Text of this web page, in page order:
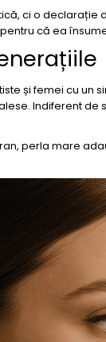
ci o declarație
că ea
și femei cu un
Indiferent de
perla mare